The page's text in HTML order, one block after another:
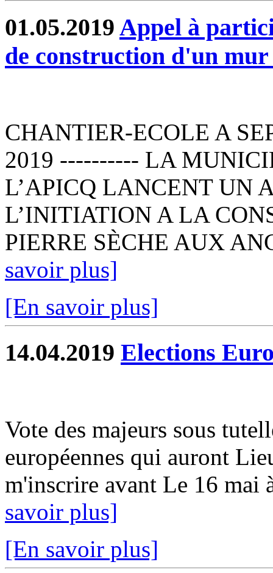
01.05.2019 Appel à
de construction d'un
CHANTIER-ECOLE A
2019 ---------- LA
L’APICQ LANCENT UN
L’INITIATION A LA
PIERRE SÈCHE AUX
savoir plus]
[En savoir plus]
14.04.2019 Elections
Vote des majeurs sous
européennes qui auront
m'inscrire avant Le 16
savoir plus]
[En savoir plus]